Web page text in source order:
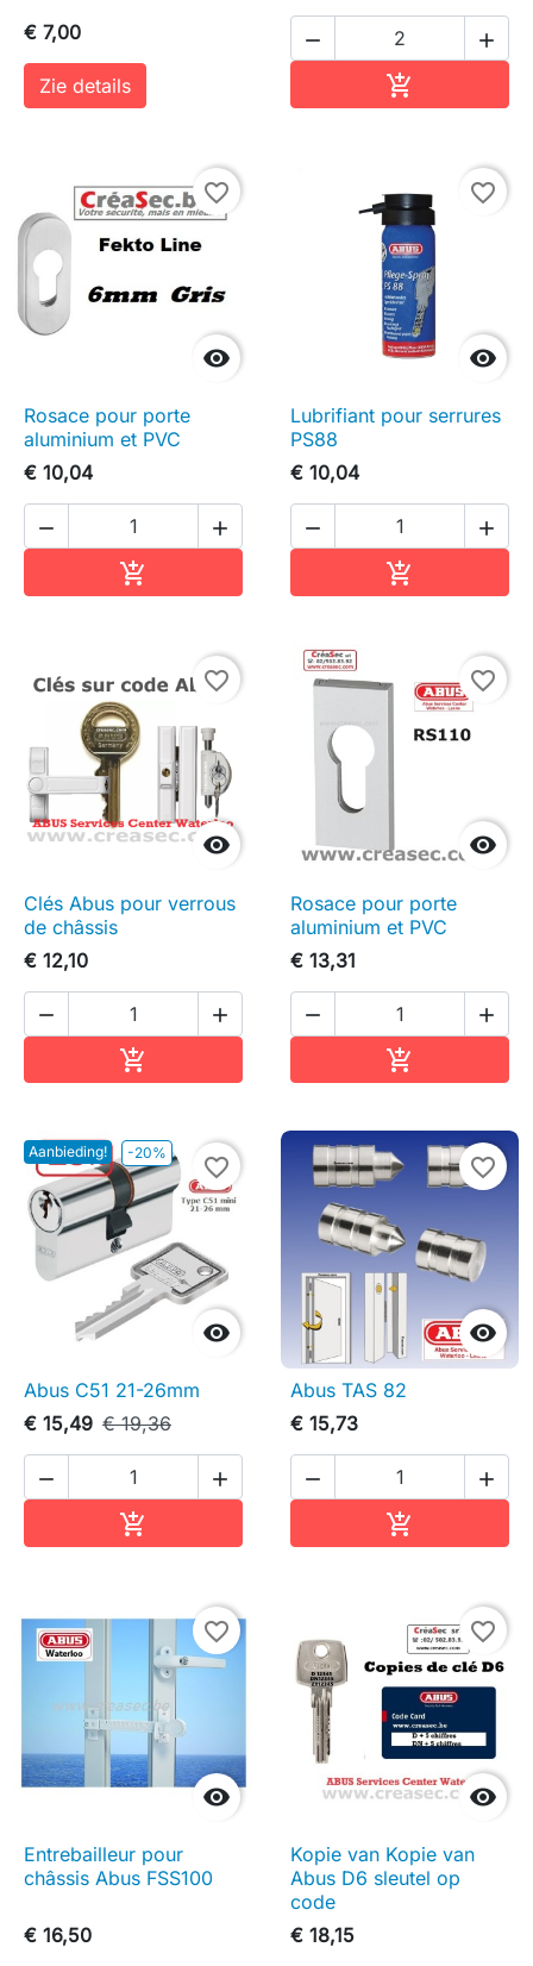
€ 7,00
Zie details
 


favorite_border
Rosace pour porte
aluminium et PVC
€ 10,04
 


favorite_border
Lubrifiant pour serrures
PS88
€ 10,04
 


favorite_border
Clés Abus pour verrous
de châssis
€ 12,10
 


favorite_border
Rosace pour porte
aluminium et PVC
€ 13,31
 

Aanbieding! -20%

favorite_border
Abus C51 21-26mm
€ 15,49 € 19,36
 


favorite_border
Abus TAS 82
€ 15,73
 


favorite_border
Entrebailleur pour
châssis Abus FSS100
€ 16,50

favorite_border
Kopie van Kopie van
Abus D6 sleutel op
code
€ 18,15